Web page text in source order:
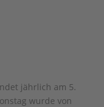
jährlich am 5.
wurde von